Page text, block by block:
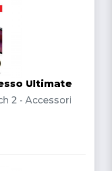
Ultimate
2 - Accessori